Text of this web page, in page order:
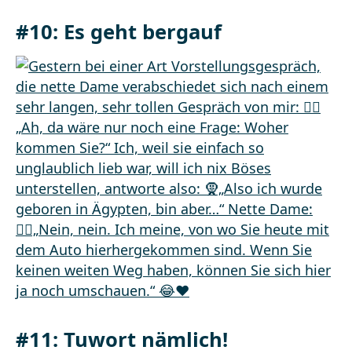
#10: Es geht bergauf
#11: Tuwort nämlich!